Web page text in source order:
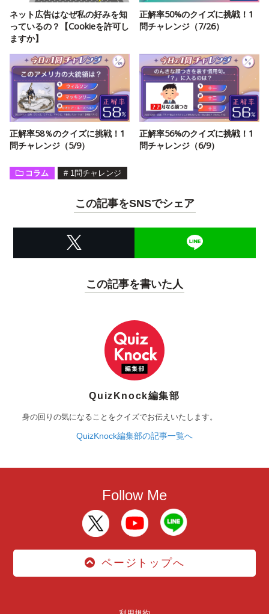
ネット広告はなぜ私の好みを知
っているの？【Cookieを許可し
ますか】
正解率50%のクイズに挑戦！1
問チャレンジ（7/26）
正解率58％のクイズに挑戦！1
問チャレンジ（5/9）
正解率56%のクイズに挑戦！1
問チャレンジ（6/9）
コラム # 1問チャレンジ
この記事をSNSでシェア
この記事を書いた人
QuizKnock編集部
身の回りの気になることをクイズでお伝えいたします。
QuizKnock編集部の記事一覧へ
Follow Me
ページトップへ